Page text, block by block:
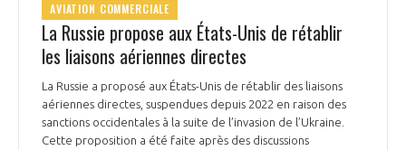
AVIATION COMMERCIALE
La Russie propose aux États-Unis de rétablir
les liaisons aériennes directes
La Russie a proposé aux États-Unis de rétablir des liaisons
aériennes directes, suspendues depuis 2022 en raison des
sanctions occidentales à la suite de l’invasion de l’Ukraine.
Cette proposition a été faite après des discussions